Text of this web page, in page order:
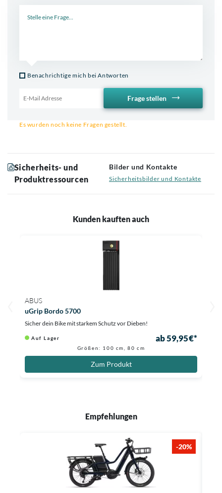
Benachrichtige mich bei Antworten
Frage stellen
Es wurden noch keine Fragen gestellt.
Sicherheits- und
Produktressourcen
Bilder und Kontakte
Sicherheitsbilder und Kontakte
Kunden kauften auch
ABUS
uGrip Bordo 5700
Sicher dein Bike mit starkem Schutz vor Dieben!
Auf Lager ab 59,95 €*
Größen: 100 cm, 80 cm
Zum Produkt
Empfehlungen
-20%